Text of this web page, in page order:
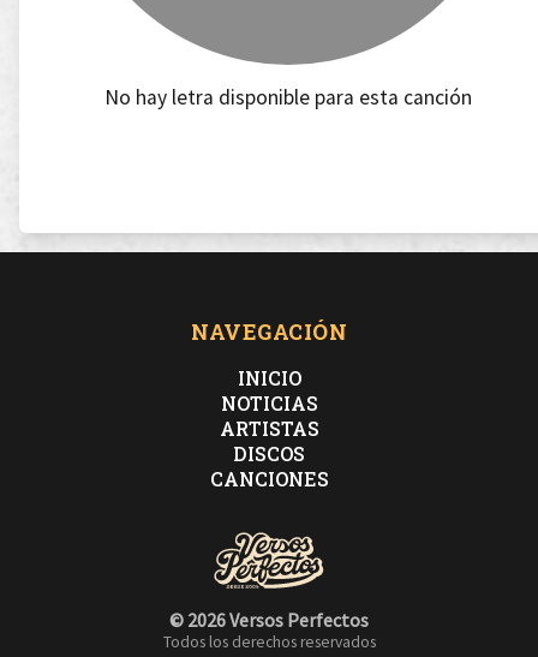
No hay letra disponible para esta canción
NAVEGACIÓN
INICIO
NOTICIAS
ARTISTAS
DISCOS
CANCIONES
© 2026 Versos Perfectos
Todos los derechos reservados